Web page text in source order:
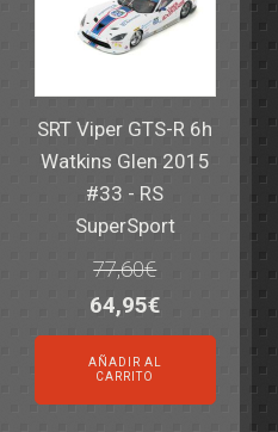
SRT Viper GTS-R 6h
Watkins Glen 2015
#33 - RS
SuperSport
77,60€
El
precio
original
era:
64,95€El
precio
actual
es:
AÑADIR AL
CARRITO